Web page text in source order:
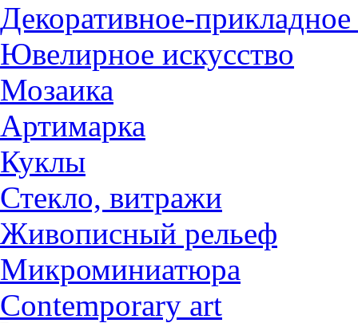
Декоративное-прикладное
Ювелирное искусство
Мозаика
Артимарка
Куклы
Стекло, витражи
Живописный рельеф
Микроминиатюра
Contemporary art